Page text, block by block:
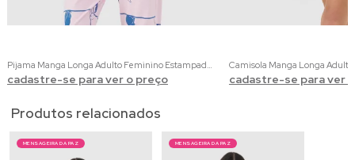
Pijama Manga Longa Adulto Feminino Estampado e Liso
cadastre-se para ver o preço cadastre-se para ver
Produtos relacionados
MENSAGEIRA DA PAZ MENSAGEIRA DA PAZ